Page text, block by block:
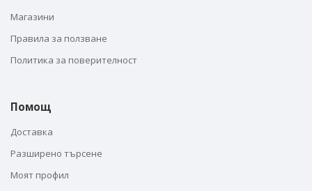
Магазини
Правила за ползване
Политика за поверителност
Помощ
Доставка
Разширено търсене
Моят профил